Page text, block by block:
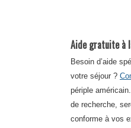
Aide gratuite à
Besoin d’aide
votre séjour ?
périple
de recherche,
conforme à vos